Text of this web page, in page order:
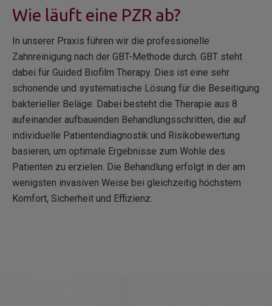
Wie läuft eine PZR ab?
In unserer Praxis führen wir die professionelle
Zahnreinigung nach der GBT-Methode durch. GBT steht
dabei für Guided Biofilm Therapy. Dies ist eine sehr
schonende und systematische Lösung für die Beseitigung
bakterieller Beläge. Dabei besteht die Therapie aus 8
aufeinander aufbauenden Behandlungsschritten, die auf
individuelle Patientendiagnostik und Risikobewertung
basieren, um optimale Ergebnisse zum Wohle des
Patienten zu erzielen. Die Behandlung erfolgt in der am
wenigsten invasiven Weise bei gleichzeitig höchstem
Komfort, Sicherheit und Effizienz.